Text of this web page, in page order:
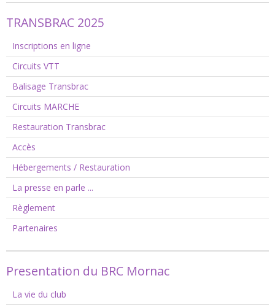
TRANSBRAC 2025
Inscriptions en ligne
Circuits VTT
Balisage Transbrac
Circuits MARCHE
Restauration Transbrac
Accès
Hébergements / Restauration
La presse en parle ...
Règlement
Partenaires
Presentation du BRC Mornac
La vie du club